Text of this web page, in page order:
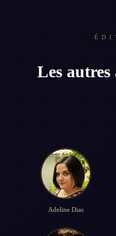
Les autres
Adeline Dias